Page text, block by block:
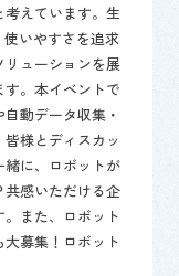
考えています。生
いやすさを追求
リューションを展
。本イベントで
動データ収集・
様とディスカッ
に、ロボットが
感いただける企
また、ロボット
募集！ロボット